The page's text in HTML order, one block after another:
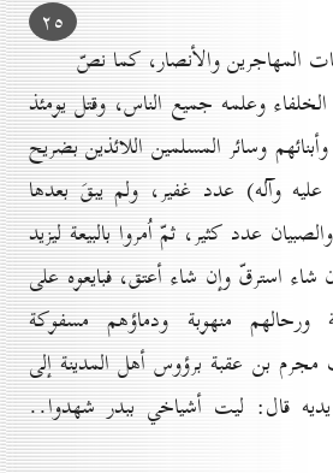
۲٥
المهاجرين والأنصار، كما نصّ
وعلمه جميع الناس، وقتل يومئذ
وسائر المسلمين اللائذين بضريح
وآله) عدد غفير، ولم يبقَ بعدها
عدد كثير، ثمّ اُمروا بالبيعة ليزيد
استرقّ وإن شاء أعتق، فبايعوه على
ورحالهم منهوبة ودماؤهم مسفوكة
بن عقبة برؤوس أهل المدينة إلى
يديه قال: ليت أشياخي ببدر شهدوا..